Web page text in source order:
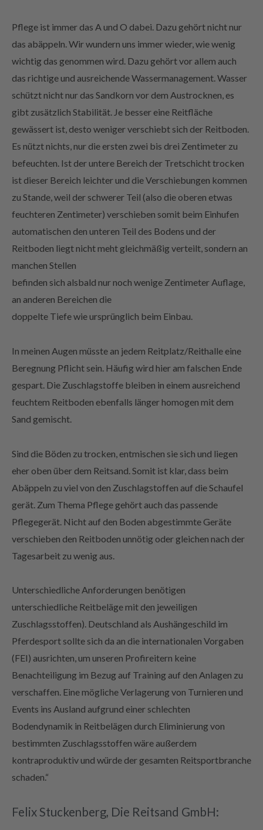
Pflege ist immer das A und O dabei. Dazu gehört nicht nur
das abäppeln. Wir wundern uns immer wieder, wie wenig
wichtig das genommen wird. Dazu gehört vor allem auch
das richtige und ausreichende Wassermanagement. Wasser
schützt nicht nur das Sandkorn vor dem Austrocknen, es
gibt zusätzlich Stabilität. Je besser eine Reitfläche
gewässert ist, desto weniger verschiebt sich der Reitboden.
Es nützt nichts, nur die ersten zwei bis drei Zentimeter zu
befeuchten. Ist der untere Bereich der Tretschicht trocken
ist dieser Bereich leichter und die Verschiebungen kommen
zu Stande, weil der schwerer Teil (also die oberen etwas
feuchteren Zentimeter) verschieben somit beim Einhufen
automatischen den unteren Teil des Bodens und der
Reitboden liegt nicht meht gleichmäßig verteilt, sondern an
manchen Stellen
befinden sich alsbald nur noch wenige Zentimeter Auflage,
an anderen Bereichen die
doppelte Tiefe wie ursprünglich beim Einbau.
In meinen Augen müsste an jedem Reitplatz/Reithalle eine
Beregnung Pflicht sein. Häufig wird hier am falschen Ende
gespart. Die Zuschlagstoffe bleiben in einem ausreichend
feuchtem Reitboden ebenfalls länger homogen mit dem
Sand gemischt.
Sind die Böden zu trocken, entmischen sie sich und liegen
eher oben über dem Reitsand. Somit ist klar, dass beim
Abäppeln zu viel von den Zuschlagstoffen auf die Schaufel
gerät. Zum Thema Pflege gehört auch das passende
Pflegegerät. Nicht auf den Boden abgestimmte Geräte
verschieben den Reitboden unnötig oder gleichen nach der
Tagesarbeit zu wenig aus.
Unterschiedliche Anforderungen benötigen
unterschiedliche Reitbeläge mit den jeweiligen
Zuschlagsstoffen). Deutschland als Aushängeschild im
Pferdesport sollte sich da an die internationalen Vorgaben
(FEI) ausrichten, um unseren Profireitern keine
Benachteiligung im Bezug auf Training auf den Anlagen zu
verschaffen. Eine mögliche Verlagerung von Turnieren und
Events ins Ausland aufgrund einer schlechten
Bodendynamik in Reitbelägen durch Eliminierung von
bestimmten Zuschlagsstoffen wäre außerdem
kontraproduktiv und würde der gesamten Reitsportbranche
schaden.“
Felix Stuckenberg, Die Reitsand GmbH: